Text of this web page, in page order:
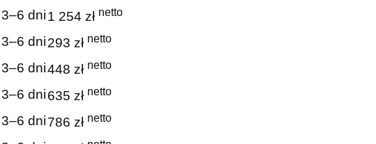
3–6 dni1 254 zł netto
3–6 dni293 zł netto
3–6 dni448 zł netto
3–6 dni635 zł netto
3–6 dni786 zł netto